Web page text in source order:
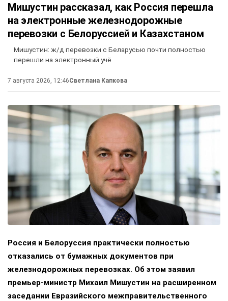
Мишустин рассказал, как Россия перешла
на электронные железнодорожные
перевозки с Белоруссией и Казахстаном
Мишустин: ж/д перевозки с Беларусью почти полностью
перешли на электронный учё
7 августа 2026, 12:46Светлана Капкова
Россия и Белоруссия практически полностью
отказались от бумажных документов при
железнодорожных перевозках. Об этом заявил
премьер-министр Михаил Мишустин на расширенном
заседании Евразийского межправительственного